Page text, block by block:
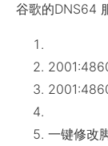
谷歌的DNS64
一键修改